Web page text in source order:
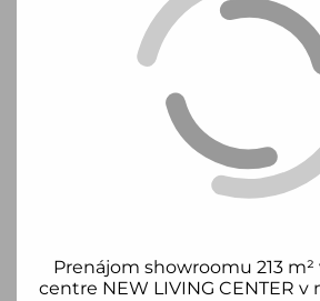
Prenájom showroomu 213
centre NEW LIVING CENTER v